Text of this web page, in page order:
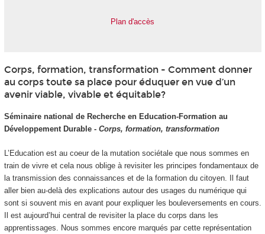
Plan d'accès
Corps, formation, transformation - Comment donner
au corps toute sa place pour éduquer en vue d’un
avenir viable, vivable et équitable?
Séminaire national de Recherche en Education-Formation au
Développement Durable - Corps, formation, transformation
L’Education est au coeur de la mutation sociétale que nous sommes en
train de vivre et cela nous oblige à revisiter les principes fondamentaux de
la transmission des connaissances et de la formation du citoyen. Il faut
aller bien au-delà des explications autour des usages du numérique qui
sont si souvent mis en avant pour expliquer les bouleversements en cours.
Il est aujourd’hui central de revisiter la place du corps dans les
apprentissages. Nous sommes encore marqués par cette représentation